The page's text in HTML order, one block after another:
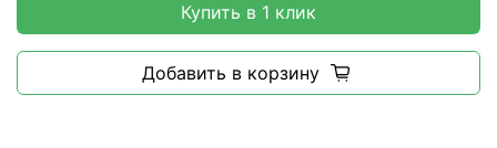
Купить в 1 клик
Добавить в корзину